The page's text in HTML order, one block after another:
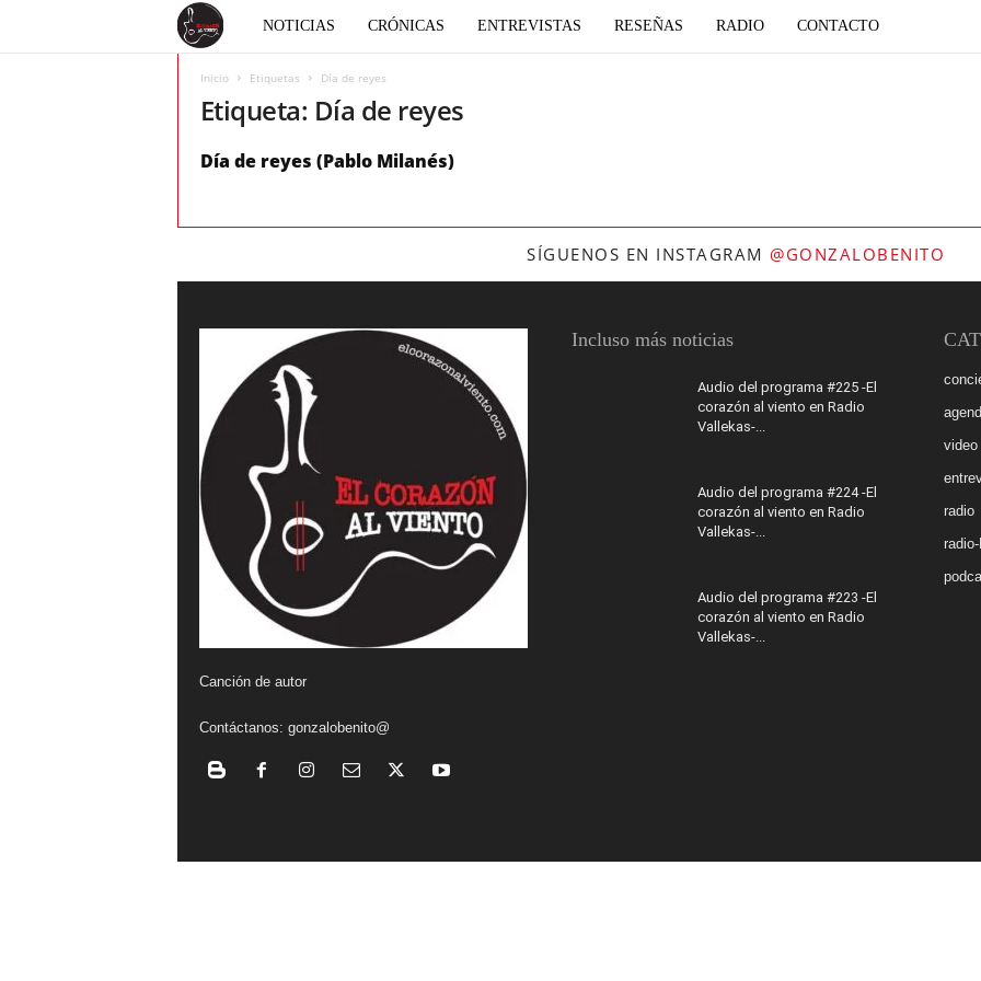
v
o
NOTICIAS CRÓNICAS ENTREVISTAS RESEÑAS RADIO CONTACTO
Inicio Etiquetas Día de reyes
Etiqueta: Día de reyes
Día de reyes (Pablo Milanés)
SÍGUENOS EN INSTAGRAM @GONZALOBENITO
Canción de autor
Contáctanos: gonzalobenito@
Incluso más noticias
Audio del programa #225 -El
corazón al viento en Radio
Vallekas-...
Audio del programa #224 -El
corazón al viento en Radio
Vallekas-...
Audio del programa #223 -El
corazón al viento en Radio
Vallekas-...
video
radio